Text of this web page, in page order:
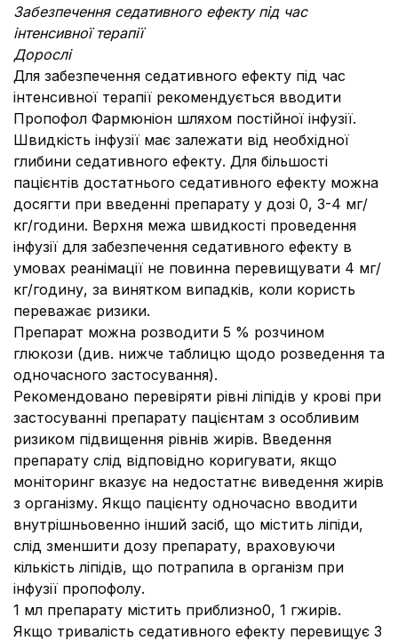
Забезпечення седативного ефекту під час
інтенсивної терапії
Дорослі
Для забезпечення седативного ефекту під час
інтенсивної терапії рекомендується вводити
Пропофол Фармюніон шляхом постійної інфузії.
Швидкість інфузії має залежати від необхідної
глибини седативного ефекту. Для більшості
пацієнтів достатнього седативного ефекту можна
досягти при введенні препарату у дозі 0, 3-4 мг/
кг/години. Верхня межа швидкості проведення
інфузії для забезпечення седативного ефекту в
умовах реанімації не повинна перевищувати 4 мг/
кг/годину, за винятком випадків, коли користь
переважає ризики.
Препарат можна розводити 5 % розчином
глюкози (див. нижче таблицю щодо розведення та
одночасного застосування).
Рекомендовано перевіряти рівні ліпідів у крові при
застосуванні препарату пацієнтам з особливим
ризиком підвищення рівнів жирів. Введення
препарату слід відповідно коригувати, якщо
моніторинг вказує на недостатнє виведення жирів
з організму. Якщо пацієнту одночасно вводити
внутрішньовенно інший засіб, що містить ліпіди,
слід зменшити дозу препарату, враховуючи
кількість ліпідів, що потрапила в організм при
інфузії пропофолу.
1 мл препарату містить приблизно0, 1 гжирів.
Якщо тривалість седативного ефекту перевищує 3